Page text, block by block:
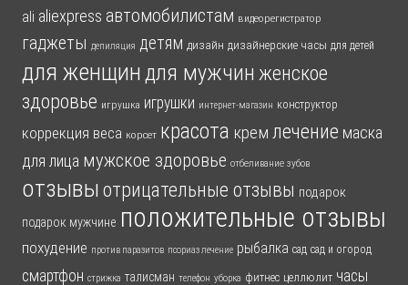
ali aliexpress автомобилистам видеорегистратор
гаджеты депиляция детям дизайн дизайнерские часы для детей
для женщин для мужчин женское
здоровье игрушка игрушки интернет-магазин конструктор
коррекция веса корсет красота крем лечение маска
для лица мужское здоровье отбеливание зубов
отзывы отрицательные отзывы подарок
подарок мужчине положительные отзывы
похудение против паразитов псориаз лечение рыбалка сад сад и огород
смартфон стрижка талисман телефон уборка фитнес целлюлит часы